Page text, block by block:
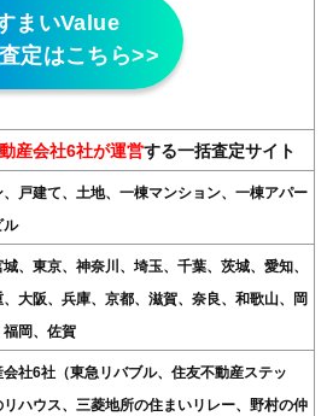
まいValue
定はこちら>>
産会社6社が運営する一括査定サイト
、戸建て、土地、一棟マンション、一棟アパー
ル
、東京、神奈川、埼玉、千葉、茨城、愛知、
大阪、兵庫、京都、滋賀、奈良、和歌山、岡
福岡、佐賀
社6社（東急リバブル、住友不動産ステッ
リハウス、三菱地所の住まいリレー、野村の仲